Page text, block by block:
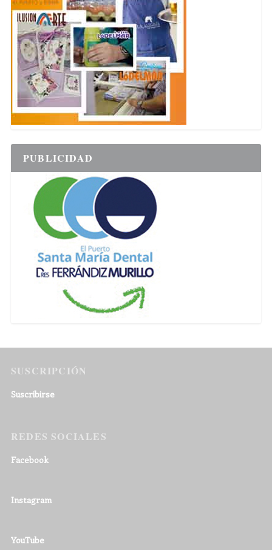
PUBLICIDAD
SUSCRIPCIÓN
Suscribirse
REDES SOCIALES
Facebook
Instagram
YouTube